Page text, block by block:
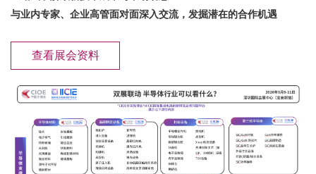
与业内专家、企业高管面对面深入交流，发掘潜在的合作机遇
查看展会资料